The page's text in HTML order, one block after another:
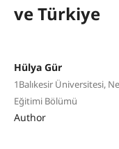
ve Türkiye
Hülya Gür
1Balıkesir Üniversitesi,
Eğitimi Bölümü
Author